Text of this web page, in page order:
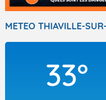
TOUS LES
METEO THIAVILLE-
33°